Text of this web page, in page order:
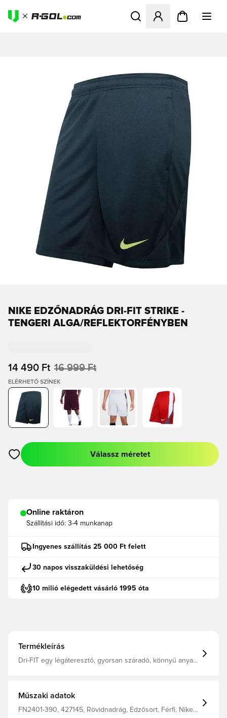
Megnyit egy modált a
NIKE EDZŐNADRÁG DRI-FIT STRIKE -
TENGERI ALGA/REFLEKTORFÉNYBEN
14 490 Ft 16 999 Ft
ELÉRHETŐ SZÍNEK
Megnyit egy modált a bejelentkezéshez vagy a tagként való
Válassz méretet
Online raktáron
Szállítási idő: 3-4 munkanap
Ingyenes szállítás 25 000 Ft felett
30 napos visszaküldési lehetőség
10 milió elégedett vásárló 1995 óta
Termékleírás
Dri-FIT egy légáteresztő, gyorsan száradó, könnyű anyag,
poliészterből készült.
Műszaki adatok
FN2401-390, 427145, Rövidnadrág, Edzősort, Férfi, Nike,